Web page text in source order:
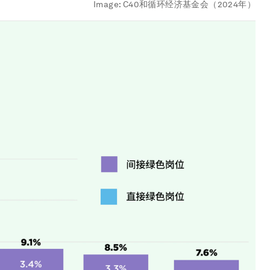
Image: C40和循环经济基金会（2024年）